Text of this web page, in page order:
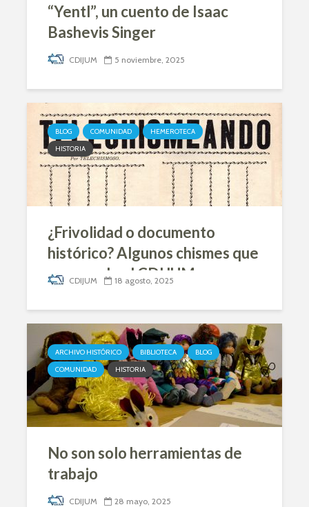
“Yentl”, un cuento de Isaac
Bashevis Singer
CDIJUM 5 noviembre, 2025
BLOG COMUNIDAD
HEMEROTECA
HISTORIA
¿Frivolidad o documento
histórico? Algunos chismes que
resguarda el CDIJUM
CDIJUM 18 agosto, 2025
ARCHIVO HISTÓRICO BIBLIOTECA
BLOG
COMUNIDAD
HISTORIA
No son solo herramientas de
trabajo
CDIJUM 28 mayo, 2025